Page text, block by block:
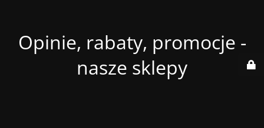
Opinie, rabaty, promocje -
nasze sklepy